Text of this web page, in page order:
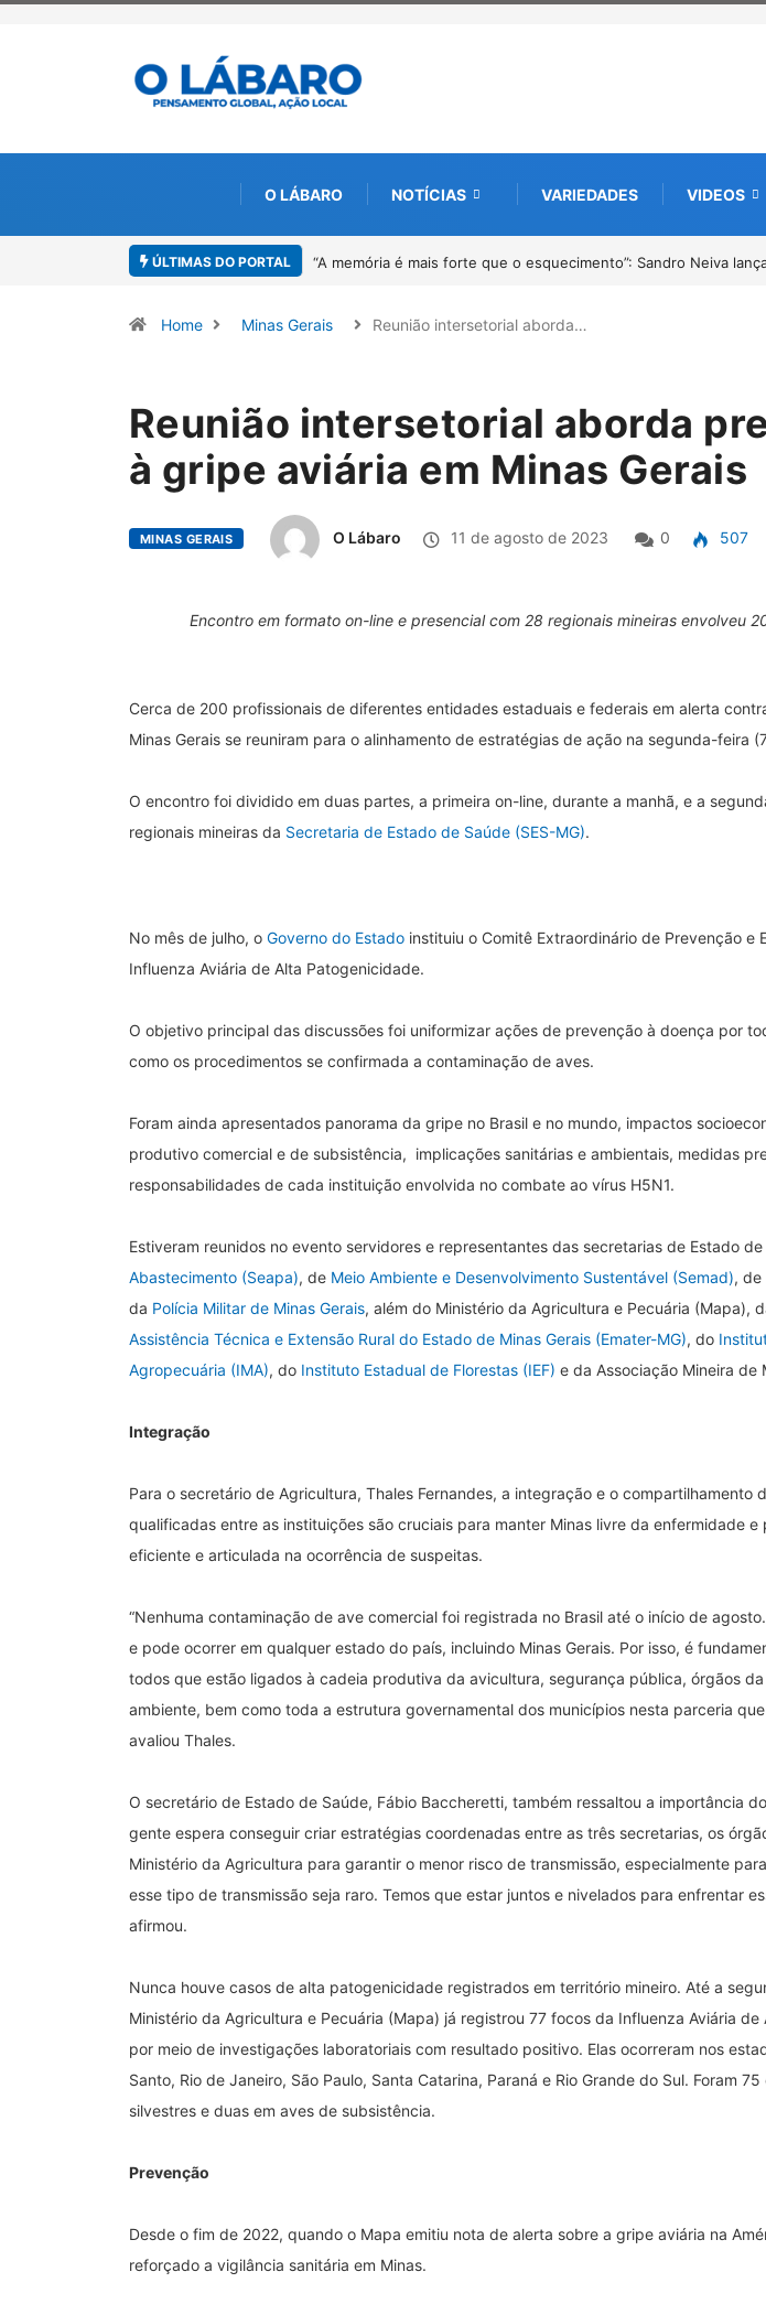
O LÁBARO NOTÍCIAS VARIEDADES VIDEOS
ÚLTIMAS DO PORTAL 4º Fliparacatu tem inscrições abertas para o Prêmio de Redação
Home Minas Gerais Reunião intersetorial aborda…
Reunião intersetorial aborda
à gripe aviária em Minas Gerais
MINAS GERAIS O Lábaro 11 de agosto de 2023 0 507
Encontro em formato on-line e presencial com 28 regionais mineiras envolveu
Cerca de 200 profissionais de diferentes entidades estaduais e federais em alerta
Minas Gerais se reuniram para o alinhamento de estratégias de ação na segunda-feira
O encontro foi dividido em duas partes, a primeira on-line, durante a manhã, e a
regionais mineiras da Secretaria de Estado de Saúde (SES-MG).
No mês de julho, o Governo do Estado instituiu o Comitê Extraordinário de Prevenção e
Influenza Aviária de Alta Patogenicidade.
O objetivo principal das discussões foi uniformizar ações de prevenção à doença por
como os procedimentos se confirmada a contaminação de aves.
Foram ainda apresentados panorama da gripe no Brasil e no mundo, impactos
produtivo comercial e de subsistência, implicações sanitárias e ambientais, medidas
responsabilidades de cada instituição envolvida no combate ao vírus H5N1.
Estiveram reunidos no evento servidores e representantes das secretarias de Estado de
Abastecimento (Seapa), de Meio Ambiente e Desenvolvimento Sustentável (Semad), de
da Polícia Militar de Minas Gerais, além do Ministério da Agricultura e Pecuária (Mapa),
Assistência Técnica e Extensão Rural do Estado de Minas Gerais (Emater-MG), do
Agropecuária (IMA), do Instituto Estadual de Florestas (IEF) e da Associação Mineira de
Integração
Para o secretário de Agricultura, Thales Fernandes, a integração e o compartilhamento
qualificadas entre as instituições são cruciais para manter Minas livre da enfermidade e
eficiente e articulada na ocorrência de suspeitas.
“Nenhuma contaminação de ave comercial foi registrada no Brasil até o início de
e pode ocorrer em qualquer estado do país, incluindo Minas Gerais. Por isso, é
todos que estão ligados à cadeia produtiva da avicultura, segurança pública, órgãos
ambiente, bem como toda a estrutura governamental dos municípios nesta parceria
avaliou Thales.
O secretário de Estado de Saúde, Fábio Baccheretti, também ressaltou a importância
gente espera conseguir criar estratégias coordenadas entre as três secretarias, os
Ministério da Agricultura para garantir o menor risco de transmissão, especialmente
esse tipo de transmissão seja raro. Temos que estar juntos e nivelados para enfrentar
afirmou.
Nunca houve casos de alta patogenicidade registrados em território mineiro. Até a
Ministério da Agricultura e Pecuária (Mapa) já registrou 77 focos da Influenza Aviária
por meio de investigações laboratoriais com resultado positivo. Elas ocorreram nos
Santo, Rio de Janeiro, São Paulo, Santa Catarina, Paraná e Rio Grande do Sul. Foram
silvestres e duas em aves de subsistência.
Prevenção
Desde o fim de 2022, quando o Mapa emitiu nota de alerta sobre a gripe aviária na
reforçado a vigilância sanitária em Minas.